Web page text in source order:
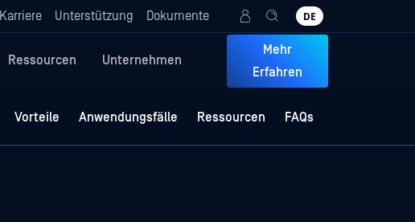
Karriere Unterstützung Dokumente DE
Ressourcen Unternehmen
Mehr
Erfahren
Vorteile Anwendungsfälle Ressourcen FAQs